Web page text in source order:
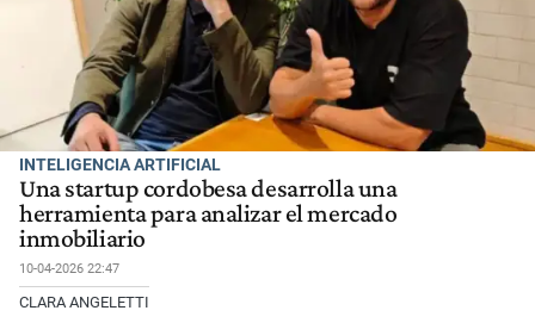
INTELIGENCIA ARTIFICIAL
Una startup cordobesa desarrolla una
herramienta para analizar el mercado
inmobiliario
10-04-2026 22:47
CLARA ANGELETTI